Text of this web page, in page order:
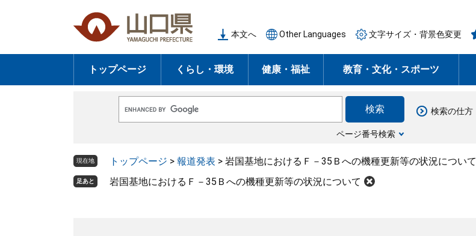
の
頭
ー
飛
本文へ Other Languages 文字サイズ・背景色変更
トップページ くらし・環境 健康・福祉 教育・文化・スポーツ
o
e
ス
ページ番号検索
検索の仕方
現在地 トップページ > 報道発表 > 岩国基地におけるＦ－35Ｂへの機種更新等の状況について
足あと 岩国基地におけるＦ－35Ｂへの機種更新等の状況について